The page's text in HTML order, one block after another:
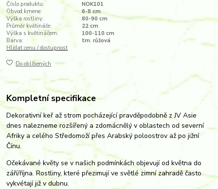
Číslo produktu:
NOK101
Obvod kmene:
6-8 cm
Výška rostliny:
80-90 cm
Průměr květináče:
22 cm
Výška s květináčem:
100-110 cm
Barva:
tm. růžová
Hlídat cenu / dostupnost
Do oblíbených
Kompletní specifikace
Dekorativní keř až strom pocházející pravděpodobně z JV Asie
dnes nalezneme rozšířený a zdomácnělý v oblastech od severní
Afriky a celého Středomoží přes Arabský poloostrov až po jižní
Čínu.
Očekávané květy se v našich podmínkách objevují od května do
září/října. Rostliny, které přezimují ve světlé zimní zahradě často
vykvétají již v dubnu.